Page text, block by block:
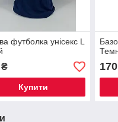
футболка унісекс L
Купити
170